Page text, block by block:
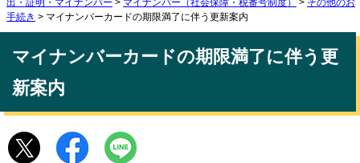
出・証明・マイナンバー > マイナンバー（社会保障・税番号制度） > その他のお
手続き > マイナンバーカードの期限満了に伴う更新案内
マイナンバーカードの期限満了に伴う更
新案内